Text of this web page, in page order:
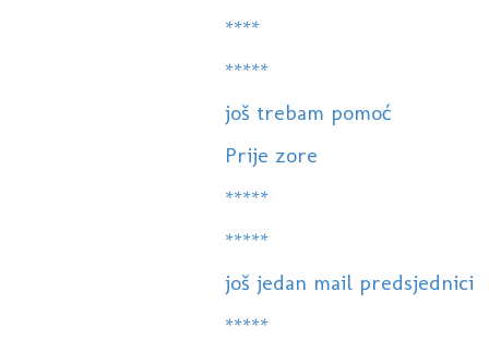
****
*****
još trebam pomoć
Prije zore
*****
*****
još jedan mail predsjednici
*****